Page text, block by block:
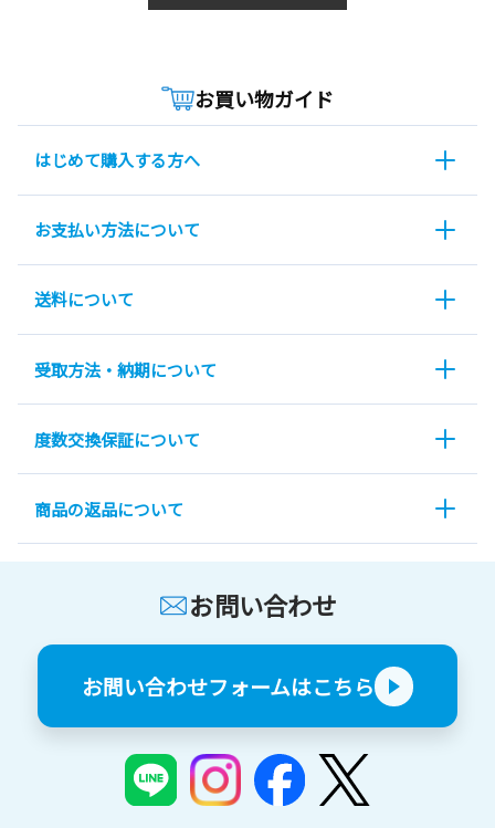
お買い物ガイド
はじめて購入する方へ
お支払い方法について
送料について
受取方法・納期について
度数交換保証について
商品の返品について
お問い合わせ
お問い合わせフォームはこちら